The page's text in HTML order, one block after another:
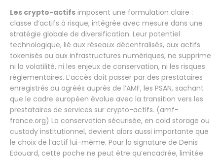
Les crypto-actifs imposent une formulation claire :
classe d’actifs à risque, intégrée avec mesure dans une
stratégie globale de diversification. Leur potentiel
technologique, lié aux réseaux décentralisés, aux actifs
tokenisés ou aux infrastructures numériques, ne supprime
ni la volatilité, ni les enjeux de conservation, ni les risques
réglementaires. L’accès doit passer par des prestataires
enregistrés ou agréés auprès de l’AMF, les PSAN, sachant
que le cadre européen évolue avec la transition vers les
prestataires de services sur crypto-actifs. (amf-
france.org) La conservation sécurisée, en cold storage ou
custody institutionnel, devient alors aussi importante que
le choix de l’actif lui-même. Pour la signature de Denis
Edouard, cette poche ne peut être qu’encadrée, limitée